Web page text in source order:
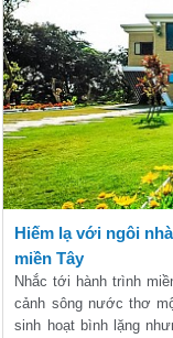
Hiếm lạ với ngôi
miền Tây
Nhắc tới hành trình
cảnh sông nước thơ
sinh hoạt bình lặng